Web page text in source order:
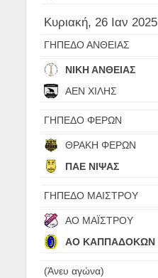
Κυριακή, 26 Ιαν 2025
ΓΗΠΕΔΟ ΑΝΘΕΙΑΣ
ΝΙΚΗ ΑΝΘΕΙΑΣ
ΑΕΝ ΧΙΛΗΣ
ΓΗΠΕΔΟ ΦΕΡΩΝ
ΘΡΑΚΗ ΦΕΡΩΝ
ΠΑΕ ΝΙΨΑΣ
ΓΗΠΕΔΟ ΜΑΙΣΤΡΟΥ
ΑΟ ΜΑΪΣΤΡΟΥ
ΑΟ ΚΑΠΠΑΔΟΚΩΝ
(Άνευ αγώνα)